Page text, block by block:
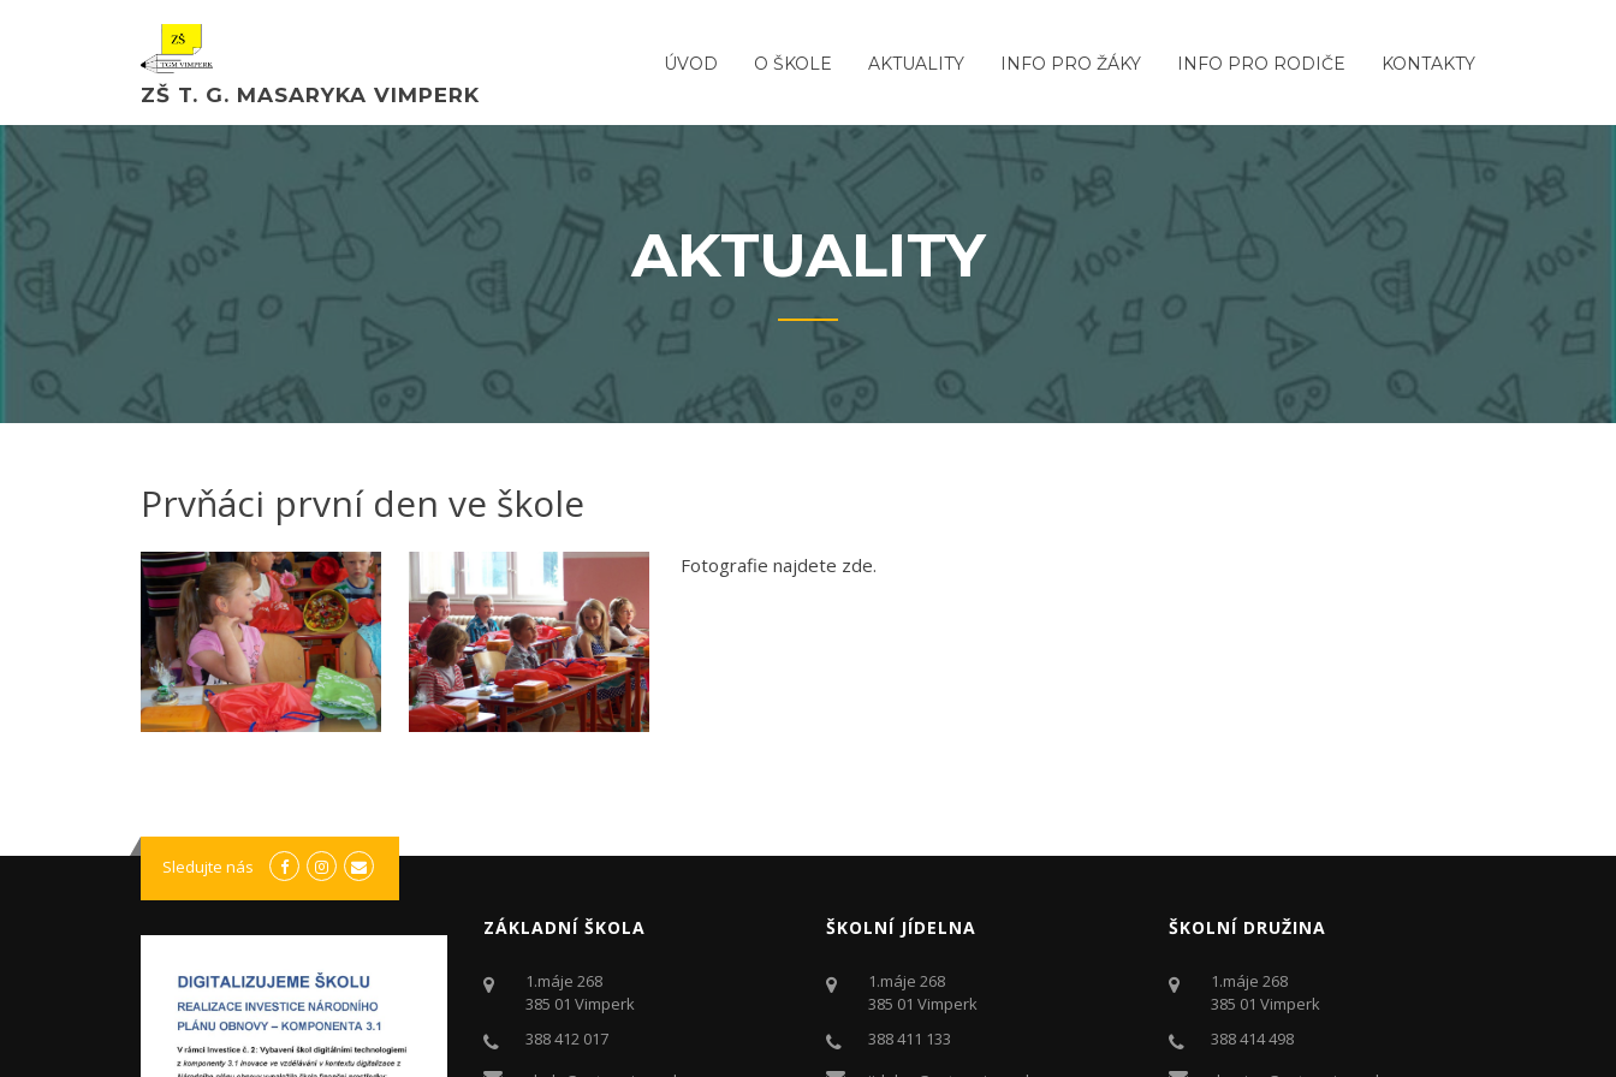
ZŠ T. G. MASARYKA VIMPERK
ÚVOD O ŠKOLE AKTUALITY INFO PRO ŽÁKY INFO PRO RODIČE KONTAKTY
AKTUALITY
Prvňáci první den ve škole
Fotografie najdete zde.
Sledujte nás
ZÁKLADNÍ ŠKOLA
1.máje 268
385 01 Vimperk
388 412 017
ŠKOLNÍ JÍDELNA
1.máje 268
385 01 Vimperk
388 411 133
ŠKOLNÍ DRUŽINA
1.máje 268
385 01 Vimperk
388 414 498